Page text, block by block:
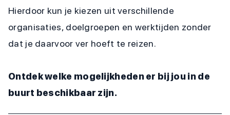
Hierdoor kun je kiezen uit verschillende
organisaties, doelgroepen en werktijden zonder
dat je daarvoor ver hoeft te reizen.
Ontdek welke mogelijkheden er bij jou in de
buurt beschikbaar zijn.